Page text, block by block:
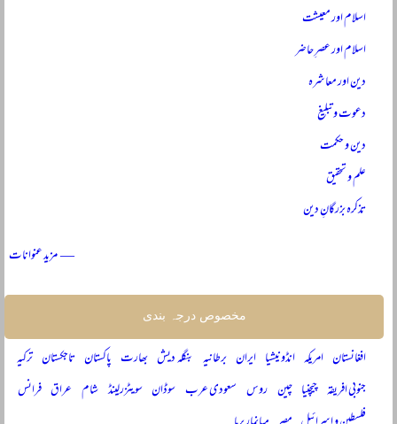
اسلام اور معیشت
اسلام اور عصرِ حاضر
دین اور معاشرہ
دعوت و تبلیغ
دین و حکمت
علم و تحقیق
تذکرہ بزرگانِ دین
— مزید عنوانات
مخصوص درجہ بندی
افغانستان امریکہ انڈونیشیا ایران برطانیہ بنگلہ دیش بھارت پاکستان تاجکستان ترکیہ
جنوبی افریقہ چیچنیا چین روس سعودی عرب سوڈان سویٹزرلینڈ شام عراق فرانس